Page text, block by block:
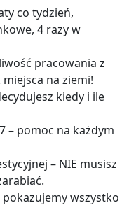
co tydzień,
4 razy w
pracowania z
na ziemi!
kiedy i ile
– pomoc na każdym
– NIE musisz
pokazujemy wszystko